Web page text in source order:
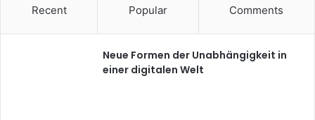
Recent Popular Comments
Neue Formen der Unabhängigkeit in
einer digitalen Welt